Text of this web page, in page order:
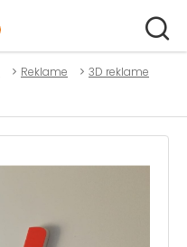
Reklame
3D reklame